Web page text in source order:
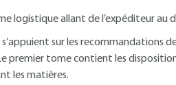
logistique allant de l’expéditeur au
sur les recommandations de
premier tome contient les
les matières.